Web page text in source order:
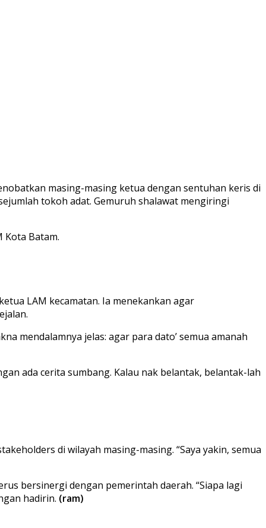
masing-masing ketua dengan sentuhan keris di
tokoh adat. Gemuruh shalawat mengiringi
Kota Batam.
LAM kecamatan. Ia menekankan agar
mendalamnya jelas: agar para dato’ semua amanah
ada cerita sumbang. Kalau nak belantak, belantak-lah
di wilayah masing-masing. “Saya yakin, semua
bersinergi dengan pemerintah daerah. “Siapa lagi
hadirin. (ram)